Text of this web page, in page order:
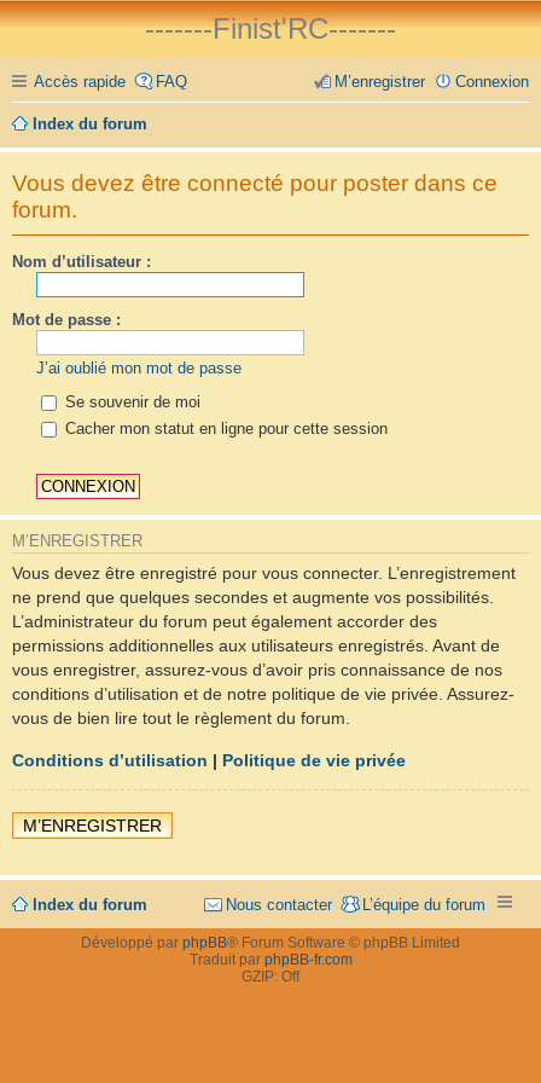
-------Finist'RC-------
Accès rapide FAQ Connexion
M’enregistrer
Index du forum
Vous devez être connecté pour poster dans ce
forum.
Nom d’utilisateur :
Mot de passe :
J’ai oublié mon mot de passe
Se souvenir de moi
Cacher mon statut en ligne pour cette session
M’ENREGISTRER
Vous devez être enregistré pour vous connecter. L’enregistrement
ne prend que quelques secondes et augmente vos possibilités.
L’administrateur du forum peut également accorder des
permissions additionnelles aux utilisateurs enregistrés. Avant de
vous enregistrer, assurez-vous d’avoir pris connaissance de nos
conditions d’utilisation et de notre politique de vie privée. Assurez-
vous de bien lire tout le règlement du forum.
Conditions d’utilisation | Politique de vie privée
M’ENREGISTRER
Index du forum L’équipe du forum
Nous contacter
Développé par phpBB® Forum Software © phpBB Limited
Traduit par phpBB-fr.com
GZIP: Off